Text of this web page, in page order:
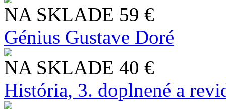
NA SKLADE 59 €
Génius Gustave Doré
NA SKLADE 40 €
História, 3. doplnené a